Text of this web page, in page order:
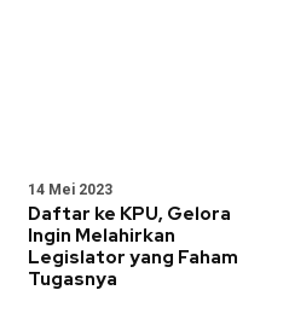
14 Mei 2023
Daftar ke KPU, Gelora
Ingin Melahirkan
Legislator yang Faham
Tugasnya